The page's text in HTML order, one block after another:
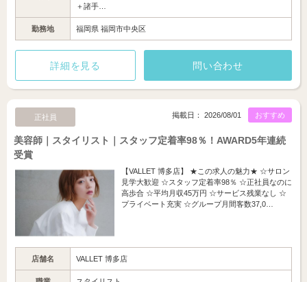
＋諸手…
勤務地 福岡県 福岡市中央区
詳細を見る 問い合わせ
正社員 おすすめ
掲載日： 2026/08/01
美容師｜スタイリスト｜スタッフ定着率98％！AWARD5年連続
受賞
【VALLET 博多店】 ★この求人の魅力★ ☆サロン
見学大歓迎 ☆スタッフ定着率98％ ☆正社員なのに
高歩合 ☆平均月収45万円 ☆サービス残業なし ☆
プライベート充実 ☆グループ月間客数37,0…
店舗名 VALLET 博多店